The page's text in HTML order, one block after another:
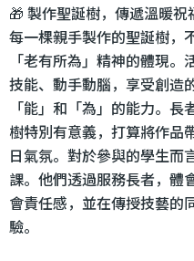
🎁 製作聖誕樹，傳遞溫暖祝
每一棵親手製作的聖誕樹，
「老有所為」精神的體現
技能、動手動腦，享受創造
「能」和「為」的能力。
樹特別有意義，打算將作品
日氣氛。對於參與的學生而
課。他們透過服務長者，體
會責任感，並在傳授技藝的
驗。